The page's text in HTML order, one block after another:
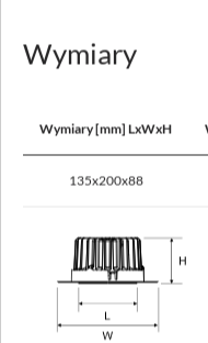
Wymiary
Wymiary [mm] LxWxH
135x200x88
Rozsył światła
obrotowo-symetryczny
Sposób świecenia